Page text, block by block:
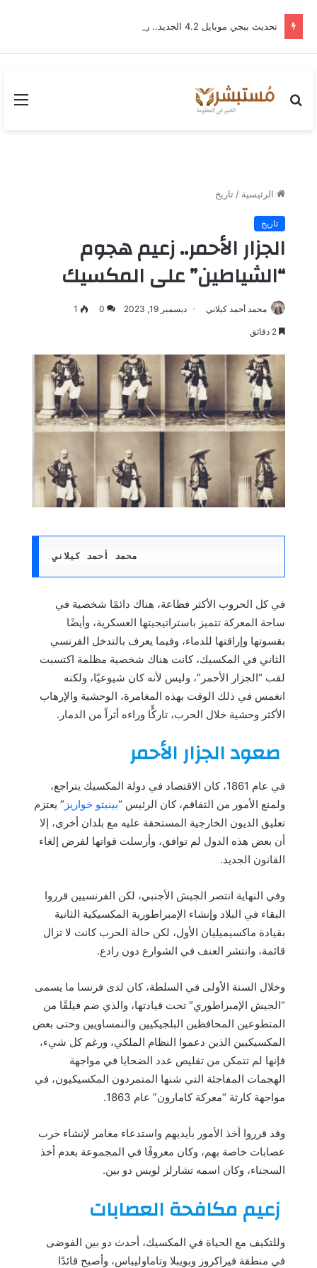
بحث
الرئيسية / تاريخ
تاريخ
الجزار الأحمر.. زعيم هجوم
“الشياطين” على المكسيك
محمد أحمد كيلاني ديسمبر 19, 2023 0
1
في كل الحروب الأكثر فظاعة، هناك دائمًا شخصية في
ساحة المعركة تتميز باستراتيجيتها العسكرية، وأيضًا
بقسوتها وإراقتها للدماء، وفيما يعرف بالتدخل الفرنسي
الثاني في المكسيك، كانت هناك شخصية مظلمة اكتسبت
لقب “الجزار الأحمر”، وليس لأنه كان شيوعيًا، ولكنه
انغمس في ذلك الوقت بهذه المغامرة، الوحشية والإرهاب
الأكثر وحشية خلال الحرب، تاركًّا وراءه أثراً من الدمار.
صعود الجزار الأحمر
في عام 1861، كان الاقتصاد في دولة المكسيك يتراجع،
ولمنع الأمور من التفاقم، كان الرئيس “بينيتو خواريز ” يعتزم
تعليق الديون الخارجية المستحقة عليه مع بلدان أخرى، إلا
أن بعض هذه الدول لم توافق، وأرسلت قواتها لفرض إلغاء
القانون الجديد.
وفي النهاية انتصر الجيش الأجنبي، لكن الفرنسيين قرروا
البقاء في البلاد وإنشاء الإمبراطورية المكسيكية الثانية
بقيادة ماكسيميليان الأول، لكن حالة الحرب كانت لا تزال
قائمة، وانتشر العنف في الشوارع دون رادع.
وخلال السنة الأولى في السلطة، كان لدى فرنسا ما يسمى
“الجيش الإمبراطوري” تحت قيادتها، والذي ضم فيلقًا من
المتطوعين المحافظين البلجيكيين والنمساويين وحتى بعض
المكسيكيين الذين دعموا النظام الملكي، ورغم كل شيء،
فإنها لم تتمكن من تقليص عدد الضحايا في مواجهة
الهجمات المفاجئة التي شنها المتمردون المكسيكيون، في
مواجهة كارثة “معركة كامارون” عام 1863.
وقد قرروا أخذ الأمور بأيديهم واستدعاء مغامر لإنشاء حرب
عصابات خاصة بهم، وكان معروفًا في المجموعة بعدم أخذ
السجناء، وكان اسمه تشارلز لويس دو بين.
زعيم مكافحة العصابات
وللتكيف مع الحياة في المكسيك، أحدث دو بين الفوضى
في منطقة فيراكروز وبويبلا وتاماوليباس، وأصبح قائدًا